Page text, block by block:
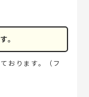
。
おります。（フ